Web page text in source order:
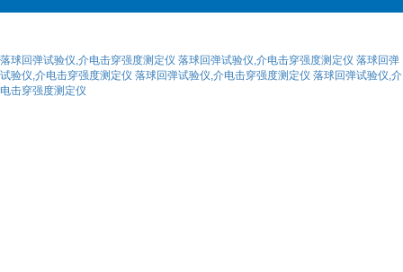
落球回弹试验仪,介电击穿强度测定仪 落球回弹试验仪,介电击穿强度测定仪 落球回弹
试验仪,介电击穿强度测定仪 落球回弹试验仪,介电击穿强度测定仪 落球回弹试验仪,介
电击穿强度测定仪